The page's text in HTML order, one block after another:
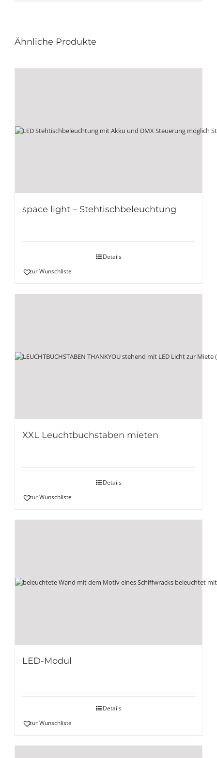
Ähnliche Produkte
space light – Stehtischbeleuchtung
Details
zur Wunschliste
XXL Leuchtbuchstaben mieten
Details
zur Wunschliste
LED-Modul
Details
zur Wunschliste